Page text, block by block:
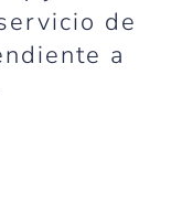
de
a